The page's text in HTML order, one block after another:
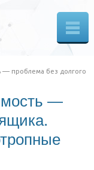
— проблема без долгого
—